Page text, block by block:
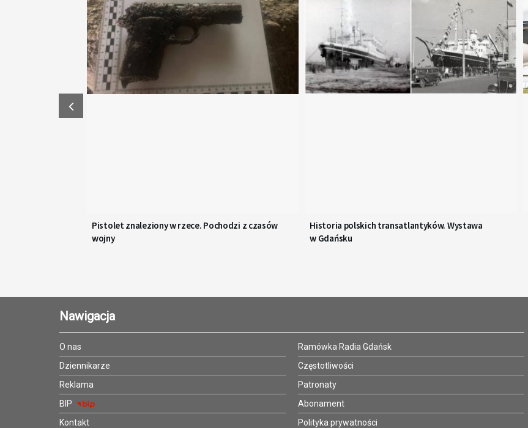
Pistolet znaleziony w rzece. Pochodzi z czasów
wojny
Historia polskich transatlantyków. Wystawa
w Gdańsku
Nawigacja
O nas
Dziennikarze
Reklama
BIP
Kontakt
Ramówka Radia Gdańsk
Częstotliwości
Patronaty
Abonament
Polityka prywatności